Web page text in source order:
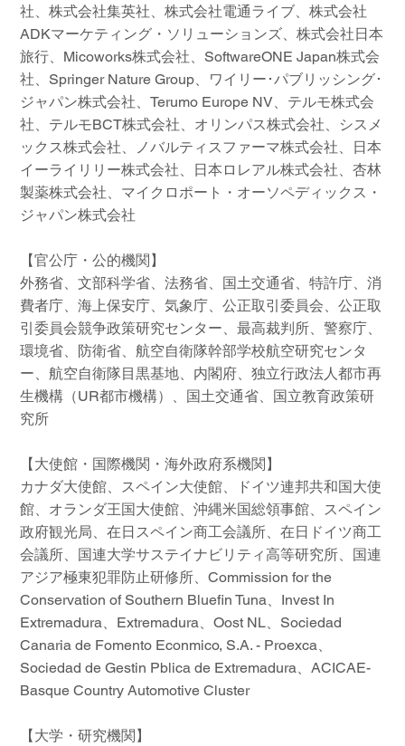
社、株式会社集英社、株式会社電通ライブ、株式会社
ADKマーケティング・ソリューションズ、株式会社日本
旅行、Micoworks株式会社、SoftwareONE Japan株式会
社、Springer Nature Group、ワイリー･パブリッシング･
ジャパン株式会社、Terumo Europe NV、テルモ株式会
社、テルモBCT株式会社、オリンパス株式会社、シスメ
ックス株式会社、ノバルティスファーマ株式会社、日本
イーライリリー株式会社、日本ロレアル株式会社、杏林
製薬株式会社、マイクロポート・オーソペディックス・
ジャパン株式会社
【官公庁・公的機関】
外務省、文部科学省、法務省、国土交通省、特許庁、消
費者庁、海上保安庁、気象庁、公正取引委員会、公正取
引委員会競争政策研究センター、最高裁判所、警察庁、
環境省、防衛省、航空自衛隊幹部学校航空研究センタ
ー、航空自衛隊目黒基地、内閣府、独立行政法人都市再
生機構（UR都市機構）、国土交通省、国立教育政策研
究所
【大使館・国際機関・海外政府系機関】
カナダ大使館、スペイン大使館、ドイツ連邦共和国大使
館、オランダ王国大使館、沖縄米国総領事館、スペイン
政府観光局、在日スペイン商工会議所、在日ドイツ商工
会議所、国連大学サステイナビリティ高等研究所、国連
アジア極東犯罪防止研修所、Commission for the
Conservation of Southern Bluefin Tuna、Invest In
Extremadura、Extremadura、Oost NL、Sociedad
Canaria de Fomento Econmico, S.A. - Proexca、
Sociedad de Gestin Pblica de Extremadura、ACICAE-
Basque Country Automotive Cluster
【大学・研究機関】